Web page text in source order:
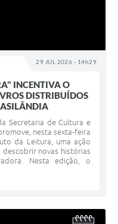
29 JUL 2026 - 14h29
INCENTIVA O
DISTRIBUÍDOS
Secretaria de Cultura e
nesta sexta-feira
da Leitura, uma ação
novas histórias
Nesta edição, o